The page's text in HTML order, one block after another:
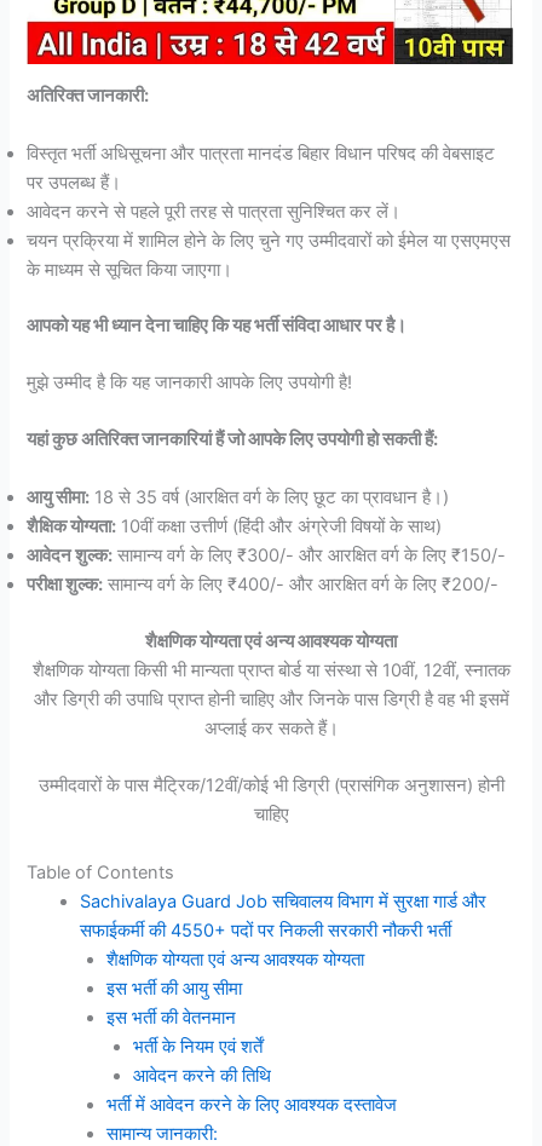
अतिरिक्त जानकारी:
विस्तृत भर्ती अधिसूचना और पात्रता मानदंड बिहार विधान परिषद की वेबसाइट
पर उपलब्ध हैं।
आवेदन करने से पहले पूरी तरह से पात्रता सुनिश्चित कर लें।
चयन प्रक्रिया में शामिल होने के लिए चुने गए उम्मीदवारों को ईमेल या एसएमएस
के माध्यम से सूचित किया जाएगा।
आपको यह भी ध्यान देना चाहिए कि यह भर्ती संविदा आधार पर है।
मुझे उम्मीद है कि यह जानकारी आपके लिए उपयोगी है!
यहां कुछ अतिरिक्त जानकारियां हैं जो आपके लिए उपयोगी हो सकती हैं:
आयु सीमा: 18 से 35 वर्ष (आरक्षित वर्ग के लिए छूट का प्रावधान है।)
शैक्षिक योग्यता: 10वीं कक्षा उत्तीर्ण (हिंदी और अंग्रेजी विषयों के साथ)
आवेदन शुल्क: सामान्य वर्ग के लिए ₹300/- और आरक्षित वर्ग के लिए ₹150/-
परीक्षा शुल्क: सामान्य वर्ग के लिए ₹400/- और आरक्षित वर्ग के लिए ₹200/-
शैक्षणिक योग्यता एवं अन्य आवश्यक योग्यता
शैक्षणिक योग्यता किसी भी मान्यता प्राप्त बोर्ड या संस्था से 10वीं, 12वीं, स्नातक
और डिग्री की उपाधि प्राप्त होनी चाहिए और जिनके पास डिग्री है वह भी इसमें
अप्लाई कर सकते हैं।
उम्मीदवारों के पास मैट्रिक/12वीं/कोई भी डिग्री (प्रासंगिक अनुशासन) होनी
चाहिए
Table of Contents
Sachivalaya Guard Job सचिवालय विभाग में सुरक्षा गार्ड और
सफाईकर्मी की 4550+ पदों पर निकली सरकारी नौकरी भर्ती
शैक्षणिक योग्यता एवं अन्य आवश्यक योग्यता
इस भर्ती की आयु सीमा
इस भर्ती की वेतनमान
भर्ती के नियम एवं शर्तें
आवेदन करने की तिथि
भर्ती में आवेदन करने के लिए आवश्यक दस्तावेज
सामान्य जानकारी: